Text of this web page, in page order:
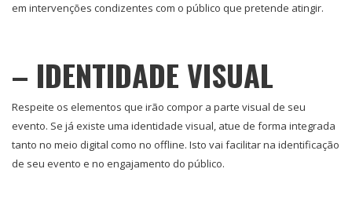
em intervenções condizentes com o público que pretende atingir.
– IDENTIDADE VISUAL
Respeite os elementos que irão compor a parte visual de seu
evento. Se já existe uma identidade visual, atue de forma integrada
tanto no meio digital como no offline. Isto vai facilitar na identificação
de seu evento e no engajamento do público.